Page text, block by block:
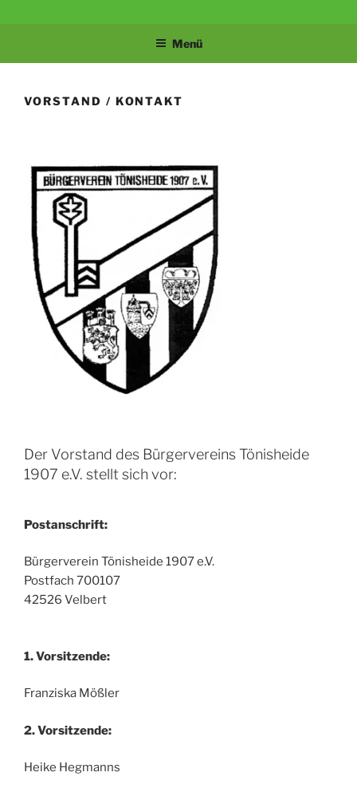
TÖNISHEIDE 1907
E.V.
Menü
VORSTAND / KONTAKT
Der Vorstand des Bürgervereins Tönisheide
1907 e.V. stellt sich vor:
Postanschrift:
Bürgerverein Tönisheide 1907 e.V.
Postfach 700107
42526 Velbert
1. Vorsitzende:
Franziska Mößler
2. Vorsitzende:
Heike Hegmanns